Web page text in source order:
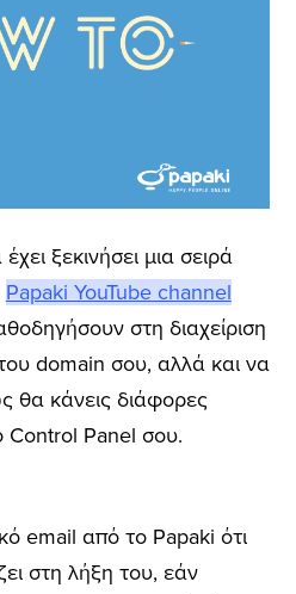
ξεκινήσει μια σειρά
Papaki YouTube channel
στη διαχείριση
domain σου, αλλά και να
θα κάνεις διάφορες
Control Panel σου.
email από το Papaki ότι
στη λήξη του, εάν